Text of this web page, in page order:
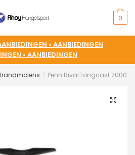
0
• AANBIEDINGEN
• AANBIEDINGEN
/ Penn Rival Longcast 7000
🔍